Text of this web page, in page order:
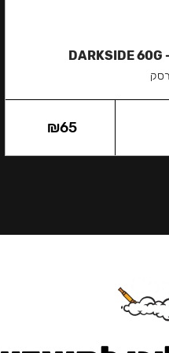
DARKSIDE 60G
₪65